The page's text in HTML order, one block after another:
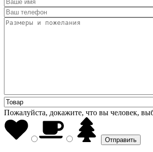
Пожалуйста, докажите, что вы человек,